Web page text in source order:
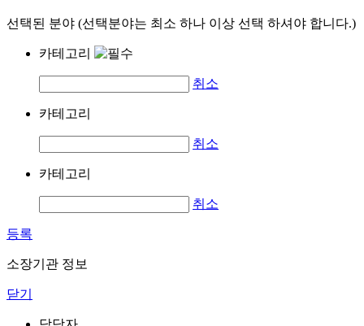
선택된 분야 (선택분야는 최소 하나 이상 선택 하셔야 합니다.)
카테고리
취소
카테고리
취소
카테고리
취소
등록
소장기관 정보
닫기